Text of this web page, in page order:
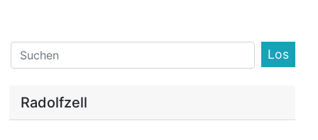
Find
Radolfzell